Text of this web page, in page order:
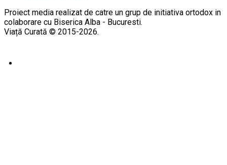
Proiect media realizat de catre un grup de initiativa ortodox in
colaborare cu Biserica Alba - Bucuresti.
Viață Curată © 2015-2026.